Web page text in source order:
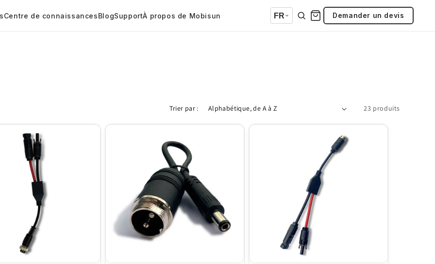
Centre de connaissancesBlogSupportÀ propos de Mobisun FR Demander un devis
Trier par : 23 produits